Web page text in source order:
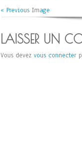
« Previous Image
LAISSER UN
Vous devez vous connecter